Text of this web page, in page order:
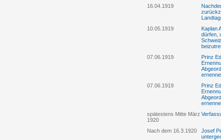
16.04.1919
10.05.1919
Kaplan
dürfen,
07.06.1919
Prinz
07.06.1919
Prinz
spätestens Mitte März
1920
Nach dem 16.3.1920
Josef